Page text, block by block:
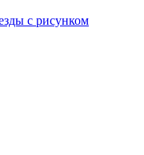
с рисунком